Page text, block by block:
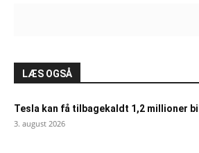
LÆS OGSÅ
Tesla kan få tilbagekaldt 1,2 millioner
3. august 2026